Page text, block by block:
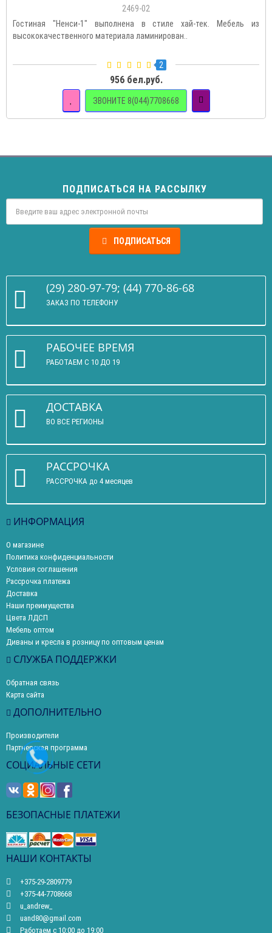
2469-02
Гостиная "Ненси-1" выполнена в стиле хай-тек. Мебель из
высококачественного материала ламинирован..
2
956 бел.руб.
ЗВОНИТЕ 8(044)7708668
ПОДПИСАТЬСЯ НА РАССЫЛКУ
ПОДПИСАТЬСЯ
(29) 280-97-79; (44) 770-86-68
ЗАКАЗ ПО ТЕЛЕФОНУ
РАБОЧЕЕ ВРЕМЯ
РАБОТАЕМ С 10 ДО 19
ДОСТАВКА
ВО ВСЕ РЕГИОНЫ
РАССРОЧКА
РАССРОЧКА до 4 месяцев
ИНФОРМАЦИЯ
О магазине
Политика конфиденциальности
Условия соглашения
Рассрочка платежа
Доставка
Наши преимущества
Цвета ЛДСП
Мебель оптом
Диваны и кресла в розницу по оптовым ценам
СЛУЖБА ПОДДЕРЖКИ
Обратная связь
Карта сайта
ДОПОЛНИТЕЛЬНО
Производители
Партнерская программа
СОЦИАЛЬНЫЕ СЕТИ
БЕЗОПАСНЫЕ ПЛАТЕЖИ
НАШИ КОНТАКТЫ
+375-29-2809779
+375-44-7708668
u_andrew_
uand80@gmail.com
Работаем с 10:00 до 19:00